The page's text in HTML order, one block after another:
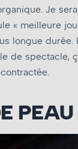
Je
« meilleure
longue durée.
de spectacle,
PEAU